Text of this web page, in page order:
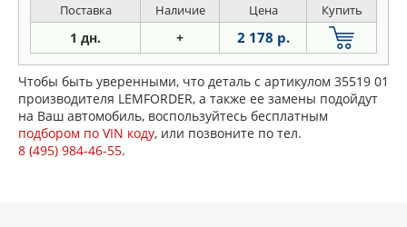
Поставка Наличие Цена Купить
1 дн. + 2 178 р.
Чтобы быть уверенными, что деталь с артикулом 35519 01
производителя LEMFORDER, а также ее замены подойдут
на Ваш автомобиль, воспользуйтесь бесплатным
подбором по VIN коду, или позвоните по тел.
8 (495) 984-46-55.